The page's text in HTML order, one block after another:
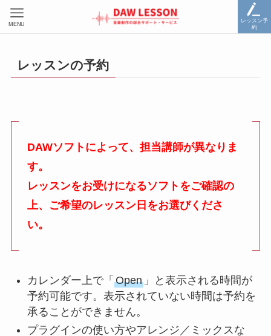
レッスン予
約
MENU
レッスンの予約
DAWソフトによって、担当講師が異なりま
す。
レッスンをお受けになるソフトをご確認の
上、ご希望のレッスン日をお選びくださ
い。
カレンダー上で「 Open」と表示される時間が
予約可能です。表示されていない時間は予約を
承ることができません。
プラグインの使い方やアレンジ／ミックスな